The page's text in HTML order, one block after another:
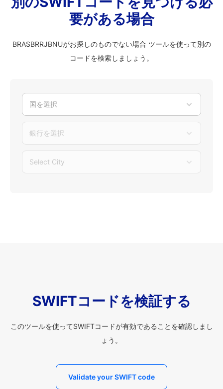
要がある場合
BRASBRRJBNUがお探しのものでない場合 ツールを使って別の
コードを検索しましょう。
国を選択
銀行を選択
Select City
SWIFTコードを検証する
このツールを使ってSWIFTコードが有効であることを確認しまし
ょう。
Validate your SWIFT code